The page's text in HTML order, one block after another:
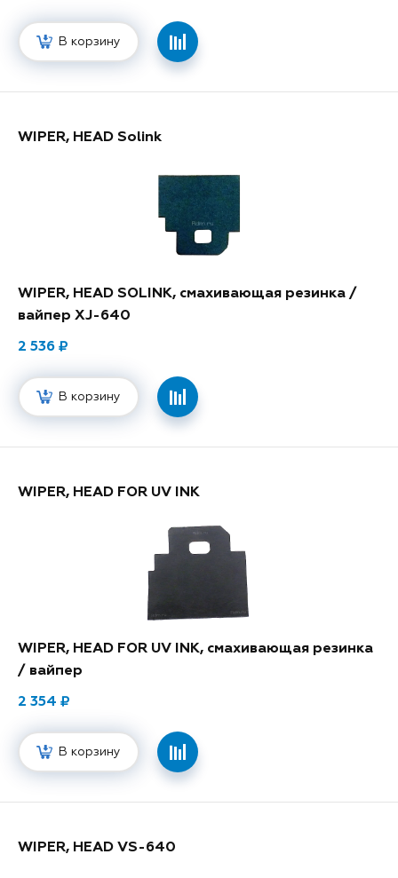
В корзину
WIPER, HEAD Solink
WIPER, HEAD SOLINK, смахивающая резинка /
вайпер XJ-640
2 536
В корзину
WIPER, HEAD FOR UV INK
WIPER, HEAD FOR UV INK, смахивающая резинка
/ вайпер
2 354
В корзину
WIPER, HEAD VS-640